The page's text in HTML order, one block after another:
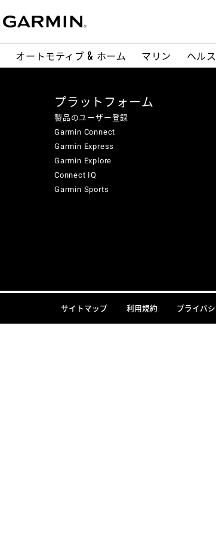
オートモティブ & ホーム マリン ヘルス
プラットフォーム
製品のユーザー登録
Garmin Connect
Garmin Express
Garmin Explore
Connect IQ
Garmin Sports
サイトマップ 利用規約 プライバ